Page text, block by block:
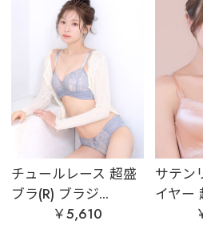
チュールレース 超盛
ブラ(R) ブラジ...
￥5,610
サテン
イヤー